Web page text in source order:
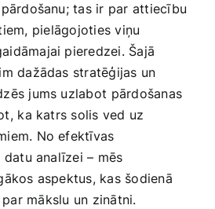
tas ir par ‌attiecību
⁣pielāgojoties viņu
pieredzei. Šajā
dažādas stratēģijas un
jums uzlabot⁤ pārdošanas
⁤ka katrs solis ved⁤ uz
No efektīvas
analīzei – mēs
aspektus, kas šodienā
mākslu ⁤un zinātni.